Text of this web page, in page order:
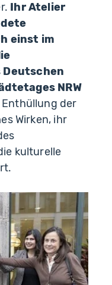
Ihr Atelier
einst im
NRW
Enthüllung der
Wirken, ihr
kulturelle